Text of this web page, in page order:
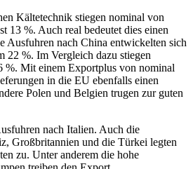
Kältetechnik stiegen nominal von
13 %. Auch real bedeutet dies einen
Ausfuhren nach China entwickelten sich
22 %. Im Vergleich dazu stiegen
%. Mit einem Exportplus von nominal
in die EU ebenfalls einen
Polen und Belgien trugen zur guten
nach Italien. Auch die
Großbritannien und die Türkei legten
zu. Unter anderem die hohe